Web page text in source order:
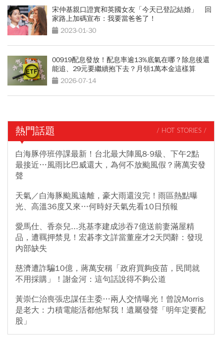
宋仲基親口證實和英國女友「今天已登記結婚」 回
家路上加碼宣布：我要當爸爸了！
2023-01-30
00919配息發放！配息率逾13%底氣在哪？除息後還
能追、29元要繼續抱下去？月領1萬本金這樣算
2026-07-14
熱門話題 / HOT STORIES /
白海豚停班停課最新！台北最大陣風8-9級、下午2點
最接近…風雨比巴威還大，為何不放颱風假？蔣萬安發
聲
天氣／白海豚颱風遠離，豪大雨還沒完！雨區熱點曝
光、高溫36度又來…何時好天氣先看10日預報
愛馬仕、香奈兒...兆基李建成涉吞7億送前妻滿屋精
品，遭羈押禁見！宏碁李文詳當董座才2天閃辭：發現
內部缺失
慈濟遭詐騙10億，蔣萬安稱「政府買夠疫苗，民間就
不用採購」！謝金河：這句話說得不夠公道
黃崇仁治喪張忠謀任主委…兩人交情曝光！曾說Morris
是老大：力積電能活都他幫我！遺屬發聲「明年定要配
股」